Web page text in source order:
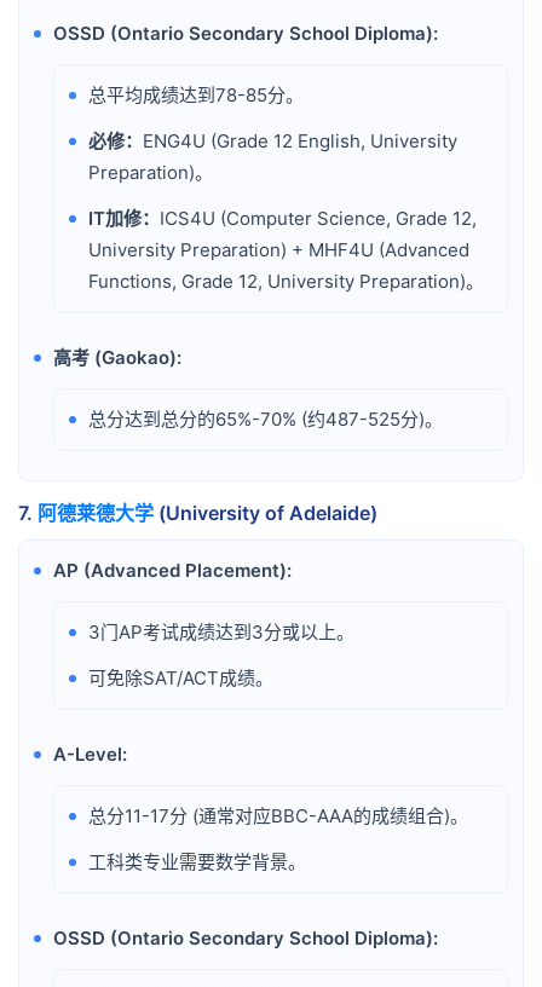
• OSSD (Ontario Secondary School Diploma):
• 总平均成绩达到78-85分。
• 必修： ENG4U (Grade 12 English, University
Preparation)。
• IT加修： ICS4U (Computer Science, Grade 12,
University Preparation) + MHF4U (Advanced
Functions, Grade 12, University Preparation)。
• 高考 (Gaokao):
• 总分达到总分的65%-70% (约487-525分)。
7. 阿德莱德大学 (University of Adelaide)
• AP (Advanced Placement):
• 3门AP考试成绩达到3分或以上。
• 可免除SAT/ACT成绩。
• A-Level:
• 总分11-17分 (通常对应BBC-AAA的成绩组合)。
• 工科类专业需要数学背景。
• OSSD (Ontario Secondary School Diploma):